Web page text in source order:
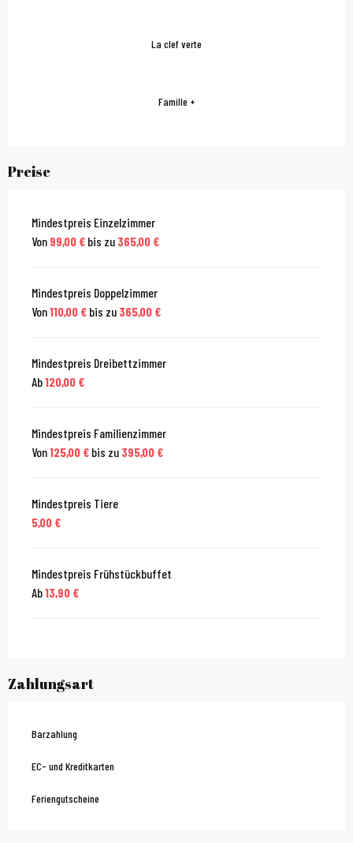
La clef verte
Famille +
Preise
Mindestpreis Einzelzimmer
Von 99,00 € bis zu 365,00 €
Mindestpreis Doppelzimmer
Von110,00 € bis zu 365,00 €
Mindestpreis Dreibettzimmer
Ab120,00 €
Mindestpreis Familienzimmer
Von125,00 € bis zu 395,00 €
Mindestpreis Tiere
5,00 €
Mindestpreis Frühstückbuffet
Ab13,90 €
Zahlungsart
Barzahlung
EC- und Kreditkarten
Feriengutscheine